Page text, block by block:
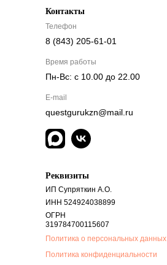
Контакты
Реквизиты
Политика о персональных данных
Политика конфиденциальности
Телефон
8 (843) 205-61-01
Время работы
Пн-Вс: с 10.00 до 22.00
E-mail
questgurukzn@mail.ru
ИП Супряткин А.О.
ИНН 524924038899
ОГРН
319784700115607